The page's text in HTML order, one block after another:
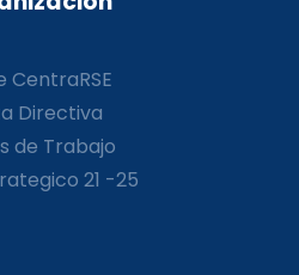
CentraRSE
Directiva
de Trabajo
21 -25